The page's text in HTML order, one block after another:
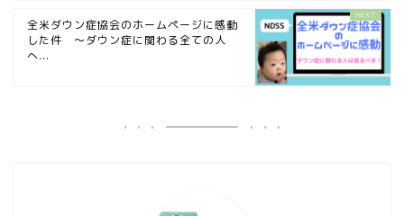
全米ダウン症協会のホームページに感動
した件 〜ダウン症に関わる全ての人
へ...